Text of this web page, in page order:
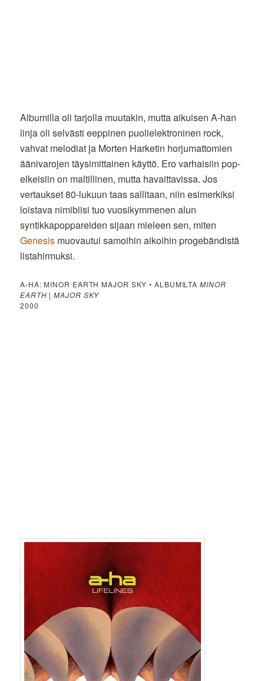
Albumilla oli tarjolla muutakin, mutta aikuisen A-han
linja oli selvästi eeppinen puolielektroninen rock,
vahvat melodiat ja Morten Harketin horjumattomien
äänivarojen täysimittainen käyttö. Ero varhaisiin pop-
elkeisiin on maltillinen, mutta havaittavissa. Jos
vertaukset 80-lukuun taas sallitaan, niin esimerkiksi
loistava nimibiisi tuo vuosikymmenen alun
syntikkapoppareiden sijaan mieleen sen, miten
Genesis muovautui samoihin aikoihin progebändistä
listahirmuksi.
A-HA: MINOR EARTH MAJOR SKY • ALBUMILTAMINOR
EARTH | MAJOR SKY
2000